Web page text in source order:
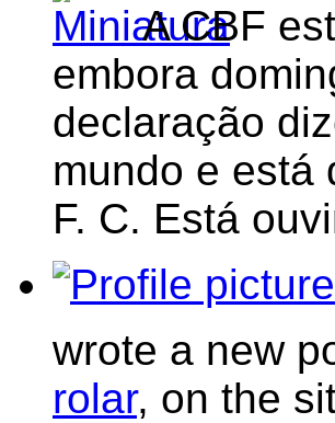
A CBF
embora
declaração
mundo e está
F. C. Está
wrote a new
rolar, on the